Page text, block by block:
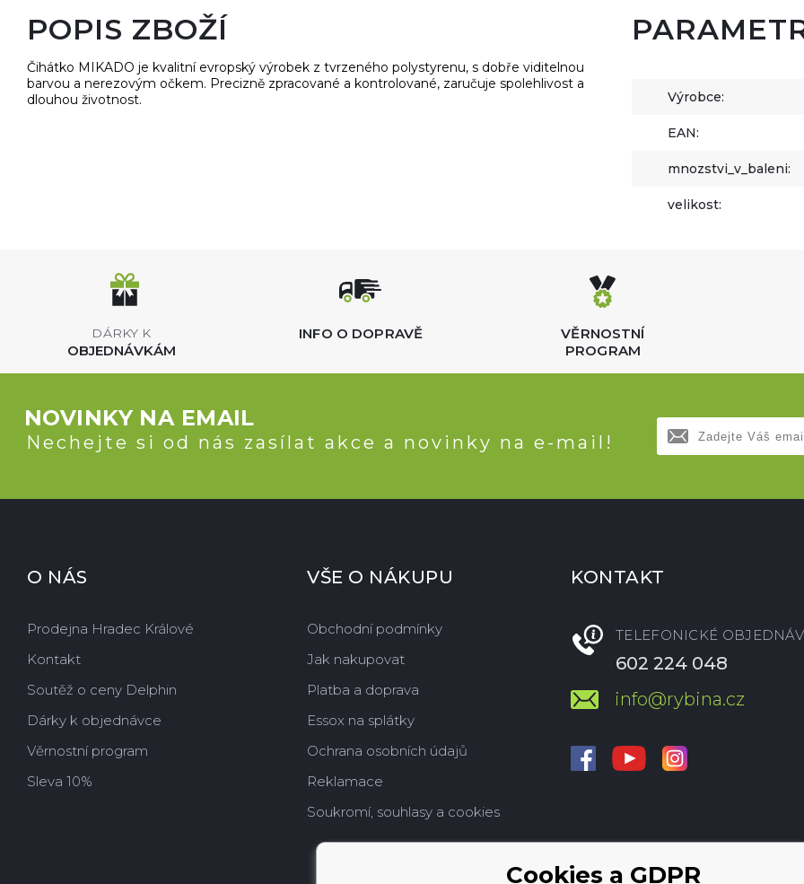
POPIS ZBOŽÍ
Čihátko MIKADO je kvalitní evropský výrobek z tvrzeného polystyrenu, s dobře viditelnou
barvou a nerezovým očkem. Precizně zpracované a kontrolované, zaručuje spolehlivost a
dlouhou životnost.
Výrobce:
EAN:
mnozstvi_v_baleni:
velikost:
DÁRKY K
OBJEDNÁVKÁM
INFO O DOPRAVĚ
VĚRNOSTNÍ
PROGRAM
NOVINKY NA EMAIL
Nechejte si od nás zasílat akce a novinky na e-mail!
O NÁS
Prodejna Hradec Králové
Kontakt
Soutěž o ceny Delphin
Dárky k objednávce
Věrnostní program
Sleva 10%
VŠE O NÁKUPU
Obchodní podmínky
Jak nakupovat
Platba a doprava
Essox na splátky
Ochrana osobních údajů
Reklamace
Soukromí, souhlasy a cookies
KONTAKT
TELEFONICKÉ
602 224 048
info@rybina.cz
Cookies a GDPR